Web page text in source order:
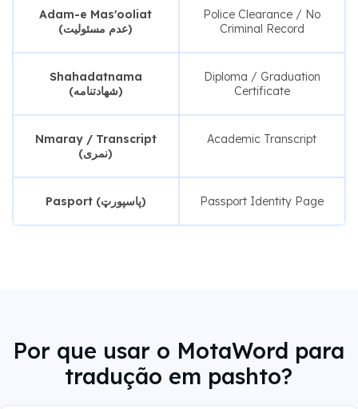
Adam-e Mas'ooliat
(عدم مسئولیت)
Police Clearance / No
Criminal Record
Shahadatnama
(شهادتنامه)
Diploma / Graduation
Certificate
Nmaray / Transcript
(نمری)
Academic Transcript
Pasport (پاسپورټ) Passport Identity Page
Por que usar o MotaWord para
tradução em pashto?